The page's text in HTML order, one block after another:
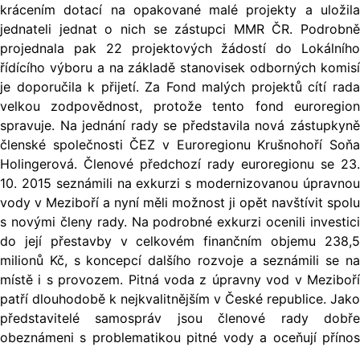
krácením dotací na opakované malé projekty a uložila
jednateli jednat o nich se zástupci MMR ČR. Podrobně
projednala pak 22 projektových žádostí do Lokálního
řídícího výboru a na základě stanovisek odborných komisí
je doporučila k přijetí. Za Fond malých projektů cítí rada
velkou zodpovědnost, protože tento fond euroregion
spravuje. Na jednání rady se představila nová zástupkyně
členské společnosti ČEZ v Euroregionu Krušnohoří Soňa
Holingerová. Členové předchozí rady euroregionu se 23.
10. 2015 seznámili na exkurzi s modernizovanou úpravnou
vody v Meziboří a nyní měli možnost ji opět navštívit spolu
s novými členy rady. Na podrobné exkurzi ocenili investici
do její přestavby v celkovém finančním objemu 238,5
milionů Kč, s koncepcí dalšího rozvoje a seznámili se na
místě i s provozem. Pitná voda z úpravny vod v Meziboří
patří dlouhodobě k nejkvalitnějším v České republice. Jako
představitelé samospráv jsou členové rady dobře
obeznámeni s problematikou pitné vody a oceňují přínos